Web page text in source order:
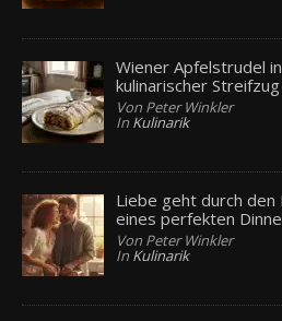
Wiener Apfelstrudel
kulinarischer
Von Peter Winkler
In Kulinarik
Liebe geht durch den
eines perfekten
Von Peter Winkler
In Kulinarik